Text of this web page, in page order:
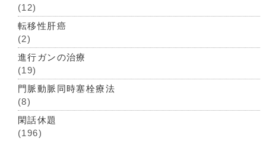
(12)
転移性肝癌
(2)
進行ガンの治療
(19)
門脈動脈同時塞栓療法
(8)
閑話休題
(196)